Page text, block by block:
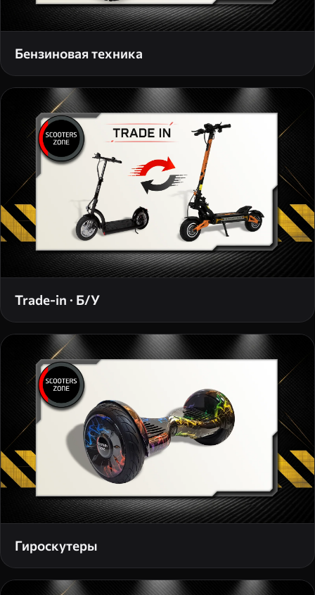
Бензиновая техника
Trade-in · Б/У
Гироскутеры